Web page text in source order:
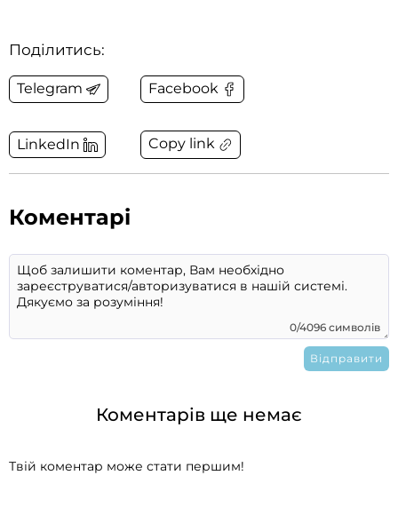
Поділитись:
Telegram Facebook
LinkedIn Copy link
Коментарі
0/4096 символів
Коментарів ще немає
Твій коментар може стати першим!